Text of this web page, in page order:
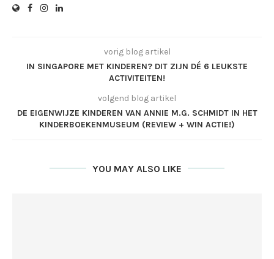
vorig blog artikel
IN SINGAPORE MET KINDEREN? DIT ZIJN DÉ 6 LEUKSTE
ACTIVITEITEN!
volgend blog artikel
DE EIGENWIJZE KINDEREN VAN ANNIE M.G. SCHMIDT IN HET
KINDERBOEKENMUSEUM (REVIEW + WIN ACTIE!)
YOU MAY ALSO LIKE